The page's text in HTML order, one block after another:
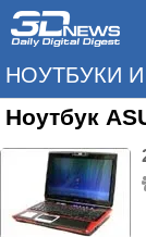
НОУТБУКИ
Ноутбук